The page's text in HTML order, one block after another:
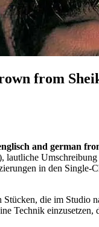
from
and german
lautliche
in den
die im Studio
Technik einzusetzen,